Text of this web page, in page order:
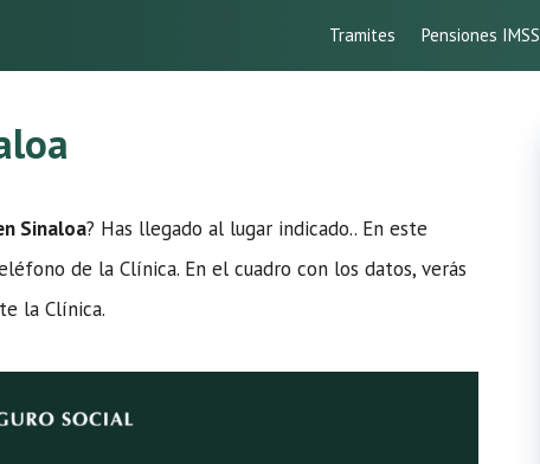
Tramites Pensiones IMSS
Sinaloa? Has llegado al lugar indicado.. En este
de la Clínica. En el cuadro con los datos, verás
la Clínica.